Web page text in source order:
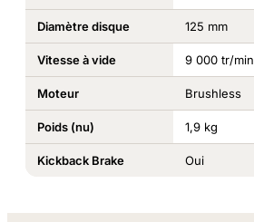
Diamètre disque 125 mm
Vitesse à vide 9 000 tr/min
Moteur Brushless
Poids (nu) 1,9 kg
Kickback Brake Oui